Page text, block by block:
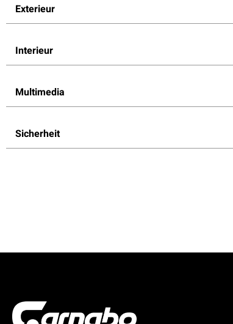
Exterieur
Interieur
Multimedia
Sicherheit